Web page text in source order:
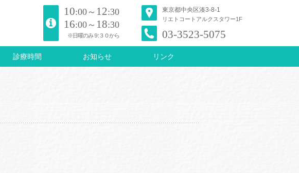
10:00～ 12:30
16:00～ 18:30
※日曜のみ９:３０から
東京都中央区湊3-8-1
リエトコートアルクスタワー1F
03-3523-5075
診療時間 お知らせ リンク